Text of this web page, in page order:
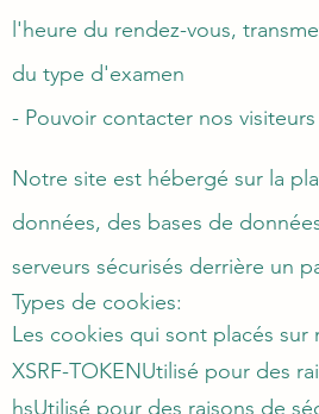
l'heure du rendez-vous,
du type d'examen
- Pouvoir contacter nos
Notre site est hébergé sur la
données, des bases de
serveurs sécurisés derrière un
Types de cookies:
Les cookies qui sont placés
XSRF-TOKENUtilisé pour des
hsUtilisé pour des raisons de